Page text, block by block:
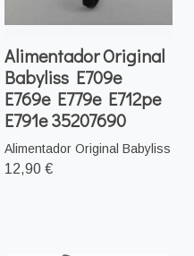
Alimentador Original
Babyliss E709e
E769e E779e E712pe
E791e 35207690
Alimentador Original Babyliss
12,90 €